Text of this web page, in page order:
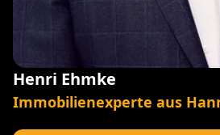
Henri Ehmke
Immobilienexperte aus